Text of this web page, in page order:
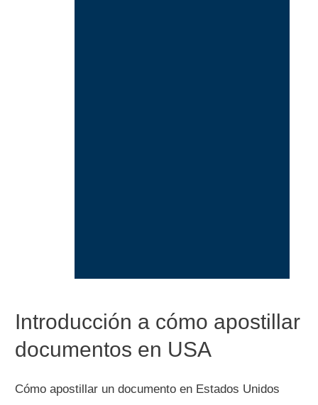
Apostillar documento
PASO 3
Introducción a cómo apostillar
documentos en USA
Cómo apostillar un documento en Estados Unidos